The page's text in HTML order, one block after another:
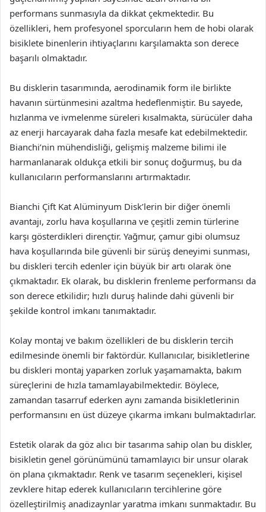
performans sunmasıyla da dikkat çekmektedir. Bu
özellikleri, hem profesyonel sporcuların hem de hobi olarak
bisiklete binenlerin ihtiyaçlarını karşılamakta son derece
başarılı olmaktadır.
Bu disklerin tasarımında, aerodinamik form ile birlikte
havanın sürtünmesini azaltma hedeflenmiştir. Bu sayede,
hızlanma ve ivmelenme süreleri kısalmakta, sürücüler daha
az enerji harcayarak daha fazla mesafe kat edebilmektedir.
Bianchi’nin mühendisliği, gelişmiş malzeme bilimi ile
harmanlanarak oldukça etkili bir sonuç doğurmuş, bu da
kullanıcıların performanslarını artırmaktadır.
Bianchi Çift Kat Alüminyum Disk’lerin bir diğer önemli
avantajı, zorlu hava koşullarına ve çeşitli zemin türlerine
karşı gösterdikleri dirençtir. Yağmur, çamur gibi olumsuz
hava koşullarında bile güvenli bir sürüş deneyimi sunması,
bu diskleri tercih edenler için büyük bir artı olarak öne
çıkmaktadır. Ek olarak, bu disklerin frenleme performansı da
son derece etkilidir; hızlı duruş halinde dahi güvenli bir
şekilde kontrol imkanı tanımaktadır.
Kolay montaj ve bakım özellikleri de bu disklerin tercih
edilmesinde önemli bir faktördür. Kullanıcılar, bisikletlerine
bu diskleri montaj yaparken zorluk yaşamamakta, bakım
süreçlerini de hızla tamamlayabilmektedir. Böylece,
zamandan tasarruf ederken aynı zamanda bisikletlerinin
performansını en üst düzeye çıkarma imkanı bulmaktadırlar.
Estetik olarak da göz alıcı bir tasarıma sahip olan bu diskler,
bisikletin genel görünümünü tamamlayıcı bir unsur olarak
ön plana çıkmaktadır. Renk ve tasarım seçenekleri, kişisel
zevklere hitap ederek kullanıcıların tercihlerine göre
özelleştirilmiş anadizaynlar yaratma imkanı sunmaktadır. Bu